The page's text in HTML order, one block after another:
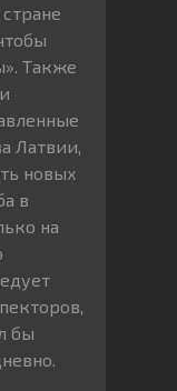
Также
Латвии,
новых
в
на
бы